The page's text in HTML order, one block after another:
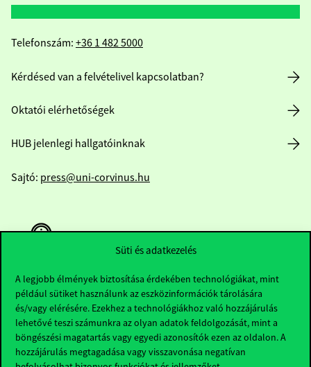
Süti és adatkezelés
A legjobb élmények biztosítása érdekében technológiákat, mint
például sütiket használunk az eszközinformációk tárolására
és/vagy elérésére. Ezekhez a technológiákhoz való hozzájárulás
lehetővé teszi számunkra az olyan adatok feldolgozását, mint a
böngészési magatartás vagy egyedi azonosítók ezen az oldalon. A
hozzájárulás megtagadása vagy visszavonása negatívan
Telefonszám: +36 1 482 5000
Kérdésed van a felvételivel kapcsolatban?
Oktatói elérhetőségek
HUB jelenlegi hallgatóinknak
Sajtó: press@uni-corvinus.hu
Hasznos linkek
Nyitvatartás